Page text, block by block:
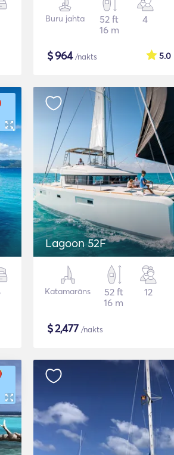
Buru jahta
52 ft
16 m
4
$964/nakts 5.0
Lagoon 52F
Katamarāns
52 ft
16 m
12
$2,477 /nakts